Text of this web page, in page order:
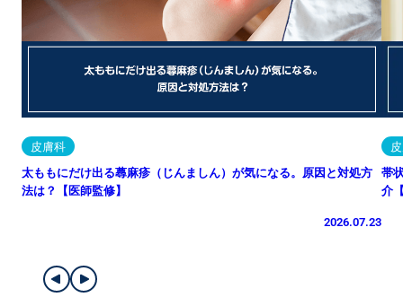
皮膚科
太ももにだけ出る蕁麻疹（じんましん）が気になる。原因と対処方
法は？【医師監修】
2026.07.23
帯
介